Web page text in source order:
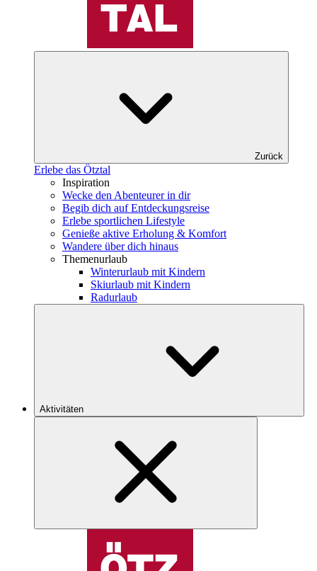
Zurück
Erlebe das Ötztal
Inspiration
Wecke den Abenteurer in dir
Begib dich auf Entdeckungsreise
Erlebe sportlichen Lifestyle
Genieße aktive Erholung & Komfort
Wandere über dich hinaus
Themenurlaub
Winterurlaub mit Kindern
Skiurlaub mit Kindern
Radurlaub
Aktivitäten